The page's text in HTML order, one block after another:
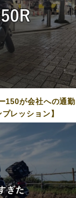
150が会社への通勤
レッション】